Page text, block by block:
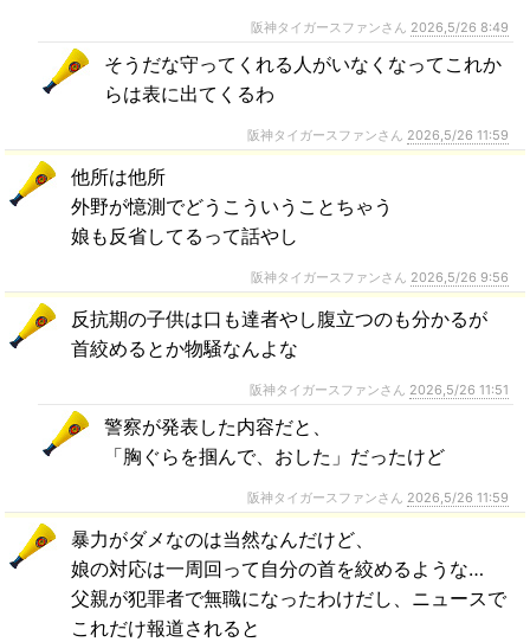
阪神タイガースファンさん 2026,5/26 8:49
そうだな守ってくれる人がいなくなってこれか
らは表に出てくるわ
阪神タイガースファンさん 2026,5/26 11:59
他所は他所
外野が憶測でどうこういうことちゃう
娘も反省してるって話やし
阪神タイガースファンさん 2026,5/26 9:56
反抗期の子供は口も達者やし腹立つのも分かるが
首絞めるとか物騒なんよな
阪神タイガースファンさん 2026,5/26 11:51
警察が発表した内容だと、
「胸ぐらを掴んで、おした」だったけど
阪神タイガースファンさん 2026,5/26 11:59
暴力がダメなのは当然なんだけど、
娘の対応は一周回って自分の首を絞めるような…
父親が犯罪者で無職になったわけだし、ニュースで
これだけ報道されると